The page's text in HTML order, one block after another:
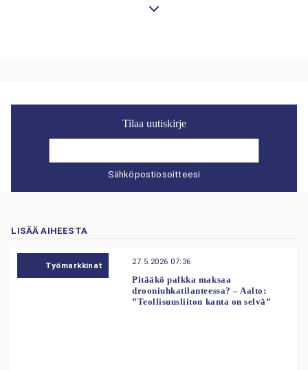
Tilaa uutiskirje
Sähköpostiosoitteesi
LISÄÄ AIHEESTA
Työmarkkinat 27.5.2026 07:36
Pitääkö palkka maksaa
drooniuhkatilanteessa? – Aalto:
”Teollisuusliiton kanta on selvä”